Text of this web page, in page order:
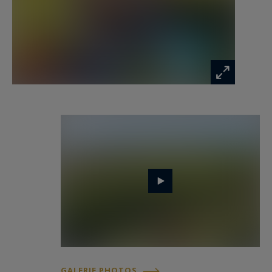
de rangement facilite la vie au grand air, le jardin
- On aime : la grande capacité d’accueil de cette
privilégié entre forêt et plage. Une maison qui